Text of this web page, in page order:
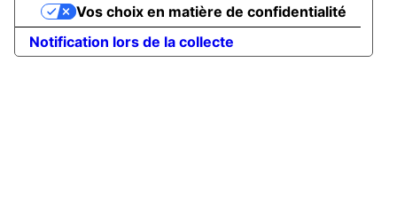
Notification lors de la collecte
Vos choix en matière de confidentialité